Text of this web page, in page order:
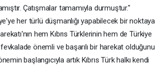
Çatışmalar tamamıyla durmuştur."
her türlü düşmanlığı yapabilecek bir noktaya
hem Kıbrıs Türklerinin hem de Türkiye
önemli ve başarılı bir harekat olduğunu
başlangıcıyla artık Kıbrıs Türk halkı kendi